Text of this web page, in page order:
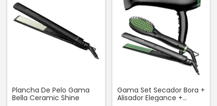
Plancha De Pelo Gama
Bella Ceramic Shine
Gama Set Secador Bora +
Alisador Elegance +